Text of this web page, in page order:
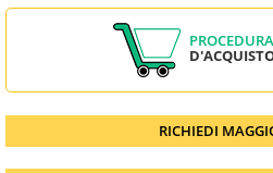
PROCEDURA
RICHIEDI